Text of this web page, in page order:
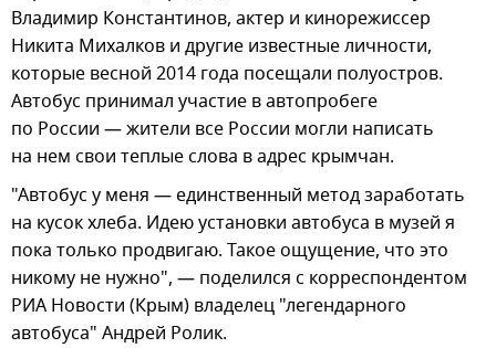
Владимир Константинов, актер и кинорежиссер
Никита Михалков и другие известные личности,
которые весной 2014 года посещали полуостров.
Автобус принимал участие в автопробеге
по России — жители все России могли написать
на нем свои теплые слова в адрес крымчан.
"Автобус у меня — единственный метод заработать
на кусок хлеба. Идею установки автобуса в музей я
пока только продвигаю. Такое ощущение, что это
никому не нужно", — поделился с корреспондентом
РИА Новости (Крым) владелец "легендарного
автобуса" Андрей Ролик.